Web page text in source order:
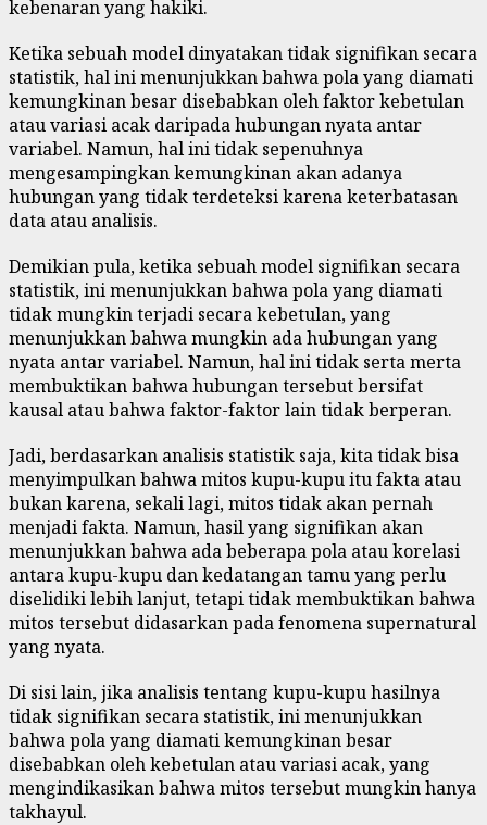
kebenaran yang hakiki.
Ketika sebuah model dinyatakan tidak signifikan secara
statistik, hal ini menunjukkan bahwa pola yang diamati
kemungkinan besar disebabkan oleh faktor kebetulan
atau variasi acak daripada hubungan nyata antar
variabel. Namun, hal ini tidak sepenuhnya
mengesampingkan kemungkinan akan adanya
hubungan yang tidak terdeteksi karena keterbatasan
data atau analisis.
Demikian pula, ketika sebuah model signifikan secara
statistik, ini menunjukkan bahwa pola yang diamati
tidak mungkin terjadi secara kebetulan, yang
menunjukkan bahwa mungkin ada hubungan yang
nyata antar variabel. Namun, hal ini tidak serta merta
membuktikan bahwa hubungan tersebut bersifat
kausal atau bahwa faktor-faktor lain tidak berperan.
Jadi, berdasarkan analisis statistik saja, kita tidak bisa
menyimpulkan bahwa mitos kupu-kupu itu fakta atau
bukan karena, sekali lagi, mitos tidak akan pernah
menjadi fakta. Namun, hasil yang signifikan akan
menunjukkan bahwa ada beberapa pola atau korelasi
antara kupu-kupu dan kedatangan tamu yang perlu
diselidiki lebih lanjut, tetapi tidak membuktikan bahwa
mitos tersebut didasarkan pada fenomena supernatural
yang nyata.
Di sisi lain, jika analisis tentang kupu-kupu hasilnya
tidak signifikan secara statistik, ini menunjukkan
bahwa pola yang diamati kemungkinan besar
disebabkan oleh kebetulan atau variasi acak, yang
mengindikasikan bahwa mitos tersebut mungkin hanya
takhayul.